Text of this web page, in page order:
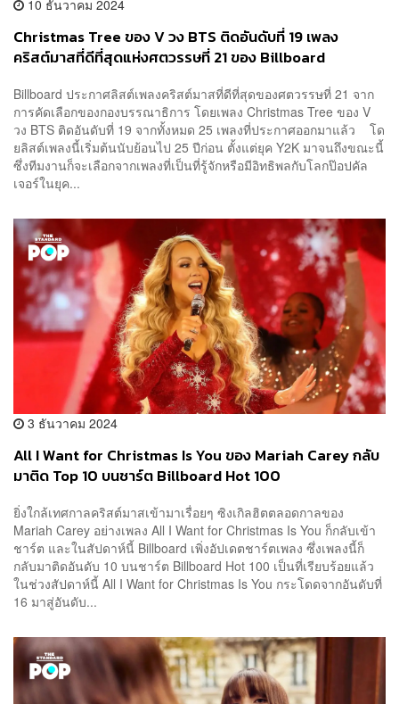
10 ธันวาคม 2024
Christmas Tree ของ V วง BTS ติดอันดับที่ 19 เพลง
คริสต์มาสที่ดีที่สุดแห่งศตวรรษที่ 21 ของ Billboard
Billboard ประกาศลิสต์เพลงคริสต์มาสที่ดีที่สุดของศตวรรษที่ 21 จาก
การคัดเลือกของกองบรรณาธิการ โดยเพลง Christmas Tree ของ V
วง BTS ติดอันดับที่ 19 จากทั้งหมด 25 เพลงที่ประกาศออกมาแล้ว โด
ยลิสต์เพลงนี้เริ่มต้นนับย้อนไป 25 ปีก่อน ตั้งแต่ยุค Y2K มาจนถึงขณะนี้
ซึ่งทีมงานก็จะเลือกจากเพลงที่เป็นที่รู้จักหรือมีอิทธิพลกับโลกป๊อปคัล
เจอร์ในยุค...
3 ธันวาคม 2024
All I Want for Christmas Is You ของ Mariah Carey กลับ
มาติด Top 10 บนชาร์ต Billboard Hot 100
ยิ่งใกล้เทศกาลคริสต์มาสเข้ามาเรื่อยๆ ซิงเกิลฮิตตลอดกาลของ
Mariah Carey อย่างเพลง All I Want for Christmas Is You ก็กลับเข้า
ชาร์ต และในสัปดาห์นี้ Billboard เพิ่งอัปเดตชาร์ตเพลง ซึ่งเพลงนี้ก็
กลับมาติดอันดับ 10 บนชาร์ต Billboard Hot 100 เป็นที่เรียบร้อยแล้ว
ในช่วงสัปดาห์นี้ All I Want for Christmas Is You กระโดดจากอันดับที่
16 มาสู่อันดับ...